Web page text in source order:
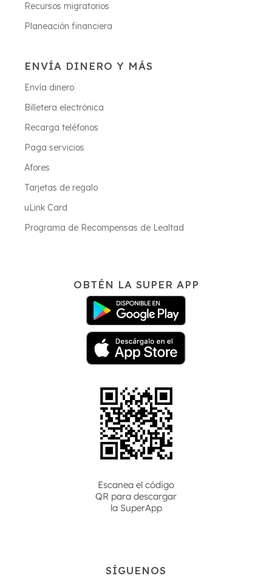
Recursos migratorios
Planeación financiera
ENVÍA DINERO Y MÁS
Envía dinero
Billetera electrónica
Recarga teléfonos
Paga servicios
Afores
Tarjetas de regalo
uLink Card
Programa de Recompensas de Lealtad
OBTÉN LA SUPER APP
Escanea el código
QR para descargar
la SuperApp
SÍGUENOS